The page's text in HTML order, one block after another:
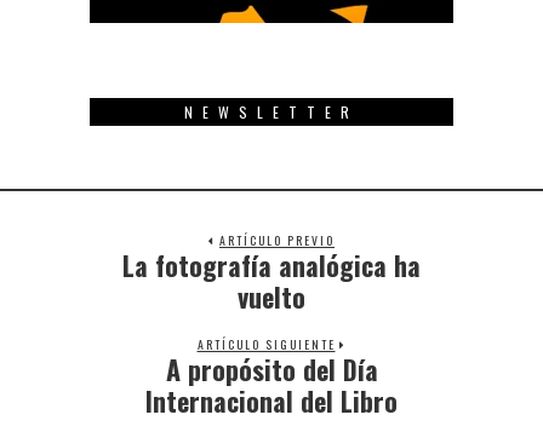
NEWSLETTER
ARTÍCULO PREVIO
Previous
post:
La fotografía analógica ha
vuelto
ARTÍCULO SIGUIENTE
Next
post:
A propósito del Día
Internacional del Libro